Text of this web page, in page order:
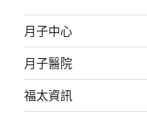
月子中心
月子醫院
福太資訊